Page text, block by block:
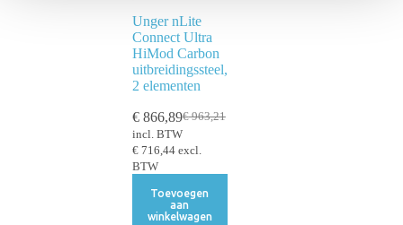
Unger nLite
Connect Ultra
HiMod Carbon
uitbreidingssteel,
2 elementen
€963,21
€866,89
incl. BTW
€716,44excl.
BTW
Toevoegen
aan
winkelwagen